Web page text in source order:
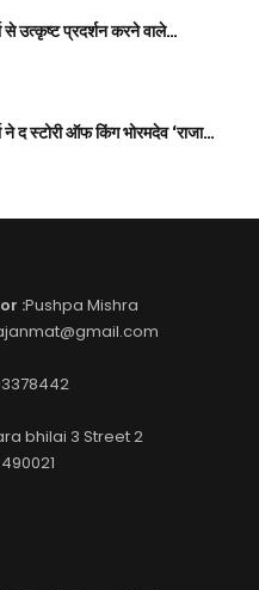
से उत्कृष्ट प्रदर्शन करने वाले…
द स्टोरी ऑफ किंग भोरमदेव ‘राजा…
:Pushpa Mishra
bhilai 3 Street 2